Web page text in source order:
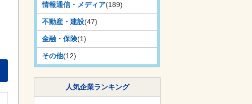
情報通信・メディア(189)
不動産・建設(47)
金融・保険(1)
その他(12)
人気企業ランキング